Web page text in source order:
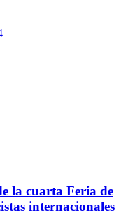
la cuarta Feria de
internacionales